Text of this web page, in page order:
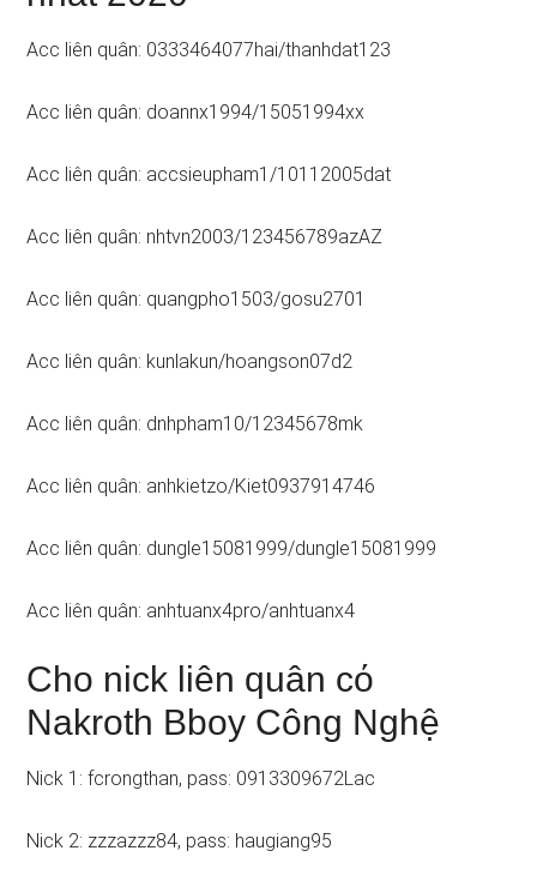
Acc liên quân: 0333464077hai/thanhdat123
Acc liên quân: doannx1994/15051994xx
Acc liên quân: accsieupham1/10112005dat
Acc liên quân: nhtvn2003/123456789azAZ
Acc liên quân: quangpho1503/gosu2701
Acc liên quân: kunlakun/hoangson07d2
Acc liên quân: dnhpham10/12345678mk
Acc liên quân: anhkietzo/Kiet0937914746
Acc liên quân: dungle15081999/dungle15081999
Acc liên quân: anhtuanx4pro/anhtuanx4
Cho nick liên quân cό
Nakroth Bboy Công Nghệ
Nick 1: fcrongthan, pass: 0913309672Lac
Nick 2: zzzazzz84, pass: haugiang95